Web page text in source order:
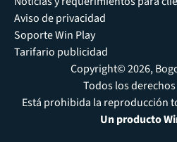
Aviso de privacidad
Soporte Win Play
Tarifario publicidad
Copyright© 2026,
Todos los
Está prohibida la reproducción
Un producto